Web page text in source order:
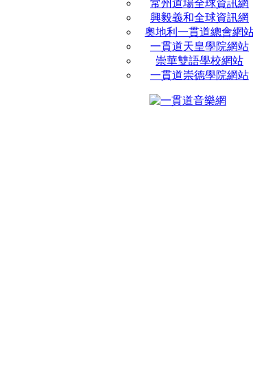
常州道場全球資訊網
興毅義和全球資訊網
奧地利一貫道總會網
一貫道天皇學院網站
崇華雙語學校網站
一貫道崇德學院網站